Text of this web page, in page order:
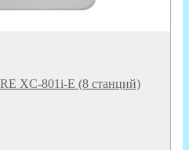
XC-801i-E (8 станций)